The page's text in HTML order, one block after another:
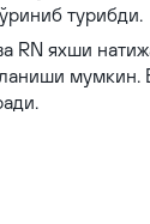
турибди.
RN яхши
мумкин.